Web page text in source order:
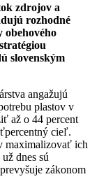
zdrojov a
rozhodné
slovenským
angažujú
plastov v
až o 44 percent
cieľ.
maximalizovať ich
dnes sú
zákonom